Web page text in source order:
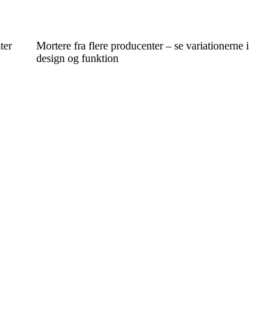
Mortere fra flere producenter – se variationerne i
design og funktion